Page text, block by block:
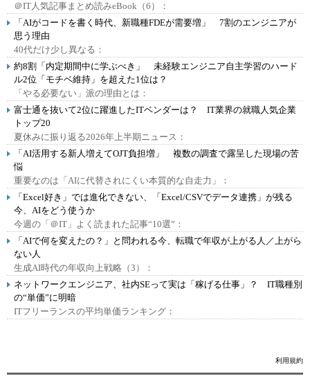
＠IT人気記事まとめ読みeBook（6）：
「AIがコードを書く時代、新職種FDEが需要増」 7割のエンジニアが
思う理由
40代だけ少し異なる：
約8割「内定期間中に学ぶべき」 未経験エンジニア自主学習のハード
ル2位「モチベ維持」を超えた1位は？
「やる必要ない」派の理由とは：
富士通を抜いて2位に躍進したITベンダーは？ IT業界の就職人気企業
トップ20
夏休みに振り返る2026年上半期ニュース：
「AI活用する新人増えてOJT負担増」 複数の調査で露呈した現場の苦
悩
重要なのは「AIに代替されにくい本質的な自走力」：
「Excel好き」では進化できない、「Excel/CSVでデータ連携」が残る
今、AIをどう使うか
今週の「＠IT」よく読まれた記事“10選”：
「AIで何を変えたの？」と問われる今、転職で年収が上がる人／上がら
ない人
生成AI時代の年収向上戦略（3）：
ネットワークエンジニア、社内SEって実は「稼げる仕事」？ IT職種別
の“単価”に明暗
ITフリーランスの平均単価ランキング：
利用規約